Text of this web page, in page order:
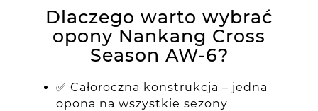
Dlaczego warto wybrać
opony Nankang Cross
Season AW-6?
✅ Całoroczna konstrukcja – jedna
opona na wszystkie sezony